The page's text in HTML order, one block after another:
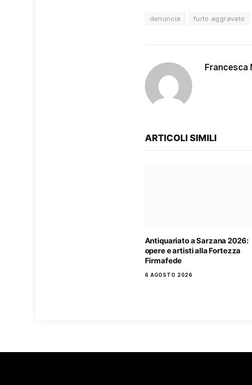
denuncia furto aggravato
Francesca
ARTICOLI SIMILI
Antiquariato a Sarzana 2026:
opere e artisti alla Fortezza
Firmafede
6 AGOSTO 2026